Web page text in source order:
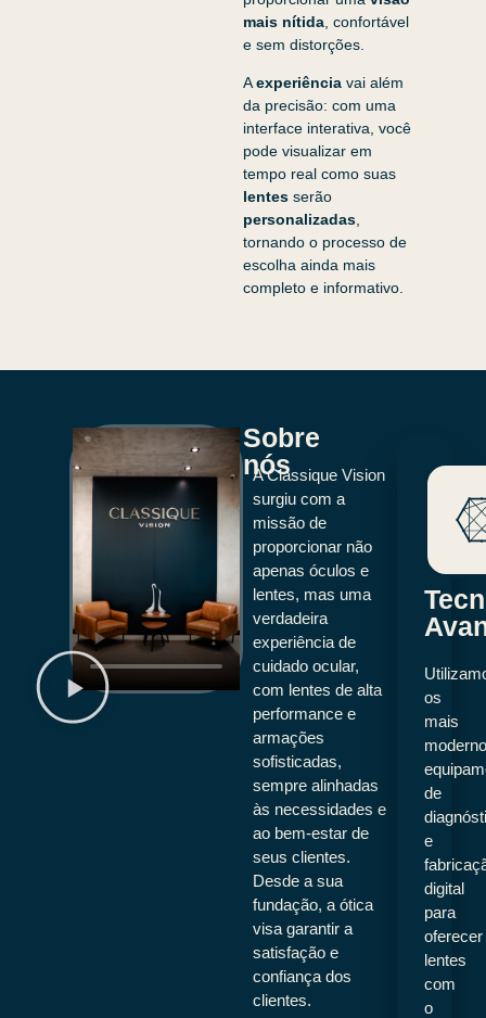
mais nítida , confortável
e sem distorções.
Aexperiência vai além
da precisão: com uma
interface interativa, você
pode visualizar em
tempo real como suas
lentes serão
personalizadas,
tornando o processo de
escolha ainda mais
completo e informativo.
Sobre
nós
A Classique Vision
surgiu com a
missão de
proporcionar não
apenas óculos e
lentes, mas uma
verdadeira
experiência de
cuidado ocular,
com lentes de alta
performance e
armações
sofisticadas,
sempre alinhadas
às necessidades e
ao bem-estar de
seus clientes.
Desde a sua
fundação, a ótica
visa garantir a
satisfação e
confiança dos
clientes.
os
mais
de
e
digital
para
oferecer
lentes
com
o